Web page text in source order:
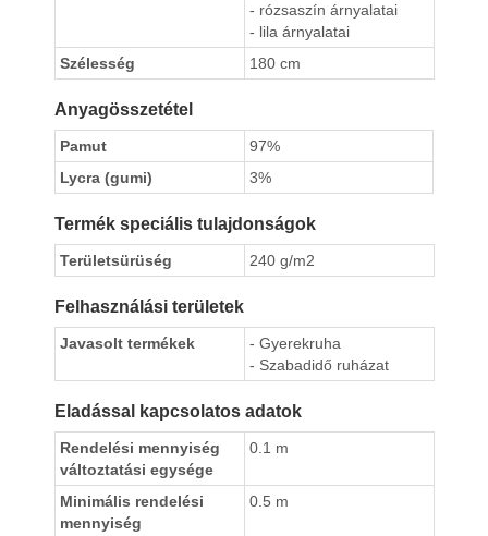
- rózsaszín árnyalatai
- lila árnyalatai
Szélesség
180 cm
Anyagösszetétel
Pamut
97%
Lycra (gumi)
3%
Termék speciális tulajdonságok
Területsürüség 240 g/m2
Felhasználási területek
Javasolt termékek
- Gyerekruha
- Szabadidő ruházat
Eladással kapcsolatos adatok
Rendelési mennyiség
változtatási egysége
0.1 m
Minimális rendelési
mennyiség
0.5 m